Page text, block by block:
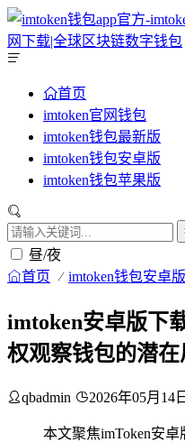
首页
imtoken官网钱包
imtoken钱包最新版
imtoken钱包安卓版
imtoken钱包苹果版
昼/夜
首页 imtoken钱包安卓版
imtoken安卓版下
权观察钱包的潜在
qbadmin 2026年05月14
本文聚焦imToken安卓